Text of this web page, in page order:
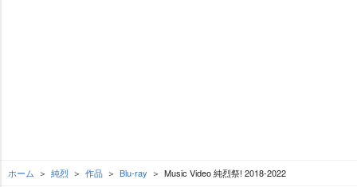
ホーム 純烈 作品 Blu-ray Music Video 純烈祭! 2018-2022